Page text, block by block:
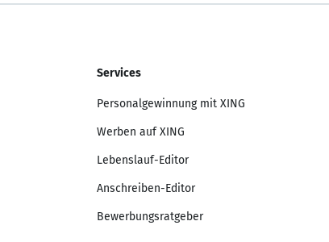
Services
Personalgewinnung mit XING
Werben auf XING
Lebenslauf-Editor
Anschreiben-Editor
Bewerbungsratgeber